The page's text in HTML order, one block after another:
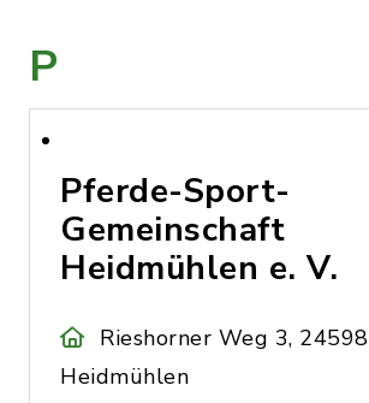
P
Pferde-Sport-
Gemeinschaft
Heidmühlen e. V.
Rieshorner Weg 3, 24598
Heidmühlen